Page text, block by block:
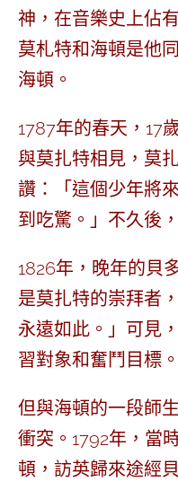
神，在音樂史上佔
莫札特和海頓是他
海頓。
1787年的春天，17
與莫扎特相見，莫
讚：「這個少年將
到吃驚。」不久後
1826年，晚年的貝
是莫扎特的崇拜者
永遠如此。」可見
習對象和奮鬥目標。
但與海頓的一段師
衝突 。1792年，當
頓，訪英歸來途經